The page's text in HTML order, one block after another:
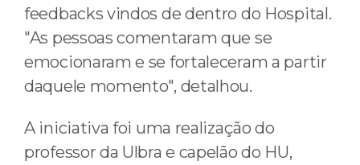
feedbacks vindos de dentro do Hospital.
"As pessoas comentaram que se
emocionaram e se fortaleceram a partir
daquele momento", detalhou.
A iniciativa foi uma realização do
professor da Ulbra e capelão do HU,